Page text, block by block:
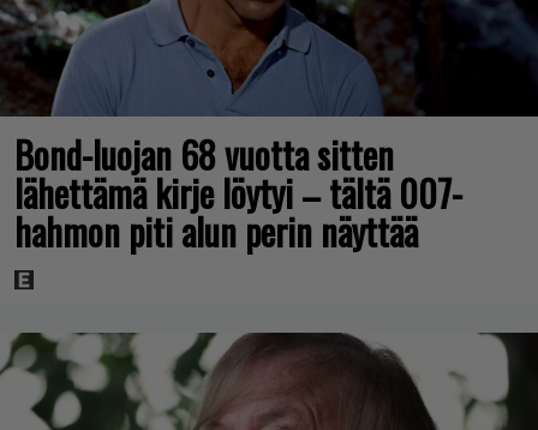
Bond-luojan 68 vuotta sitten
lähettämä kirje löytyi – tältä 007-
hahmon piti alun perin näyttää